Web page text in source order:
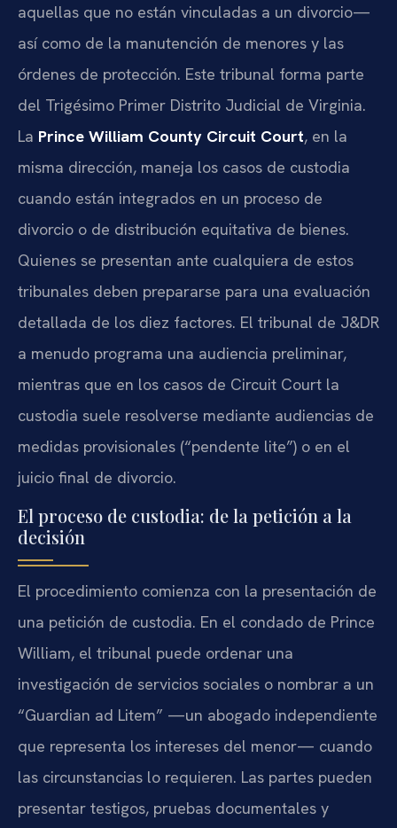
aquellas que no están vinculadas a un divorcio—
así como de la manutención de menores y las
órdenes de protección. Este tribunal forma parte
del Trigésimo Primer Distrito Judicial de Virginia.
La Prince William County Circuit Court, en la
misma dirección, maneja los casos de custodia
cuando están integrados en un proceso de
divorcio o de distribución equitativa de bienes.
Quienes se presentan ante cualquiera de estos
tribunales deben prepararse para una evaluación
detallada de los diez factores. El tribunal de J&DR
a menudo programa una audiencia preliminar,
mientras que en los casos de Circuit Court la
custodia suele resolverse mediante audiencias de
medidas provisionales (“pendente lite”) o en el
juicio final de divorcio.
El proceso de custodia: de la petición a la
decisión
El procedimiento comienza con la presentación de
una petición de custodia. En el condado de Prince
William, el tribunal puede ordenar una
investigación de servicios sociales o nombrar a un
“Guardian ad Litem” —un abogado independiente
que representa los intereses del menor— cuando
las circunstancias lo requieren. Las partes pueden
presentar testigos, pruebas documentales y